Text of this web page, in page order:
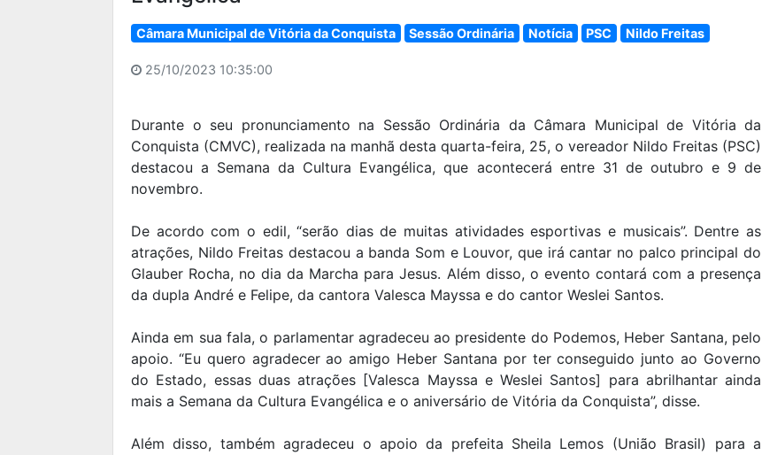
Câmara Municipal de Vitória da Conquista Sessão Ordinária Notícia PSC Nildo Freitas
25/10/2023 10:35:00
Durante o seu pronunciamento na Sessão Ordinária da Câmara Municipal de Vitória da
Conquista (CMVC), realizada na manhã desta quarta-feira, 25, o vereador Nildo Freitas (PSC)
destacou a Semana da Cultura Evangélica, que acontecerá entre 31 de outubro e 9 de
novembro.
De acordo com o edil, “serão dias de muitas atividades esportivas e musicais”. Dentre as
atrações, Nildo Freitas destacou a banda Som e Louvor, que irá cantar no palco principal do
Glauber Rocha, no dia da Marcha para Jesus. Além disso, o evento contará com a presença
da dupla André e Felipe, da cantora Valesca Mayssa e do cantor Weslei Santos.
Ainda em sua fala, o parlamentar agradeceu ao presidente do Podemos, Heber Santana, pelo
apoio. “Eu quero agradecer ao amigo Heber Santana por ter conseguido junto ao Governo
do Estado, essas duas atrações [Valesca Mayssa e Weslei Santos] para abrilhantar ainda
mais a Semana da Cultura Evangélica e o aniversário de Vitória da Conquista”, disse.
Além disso, também agradeceu o apoio da prefeita Sheila Lemos (União Brasil) para a